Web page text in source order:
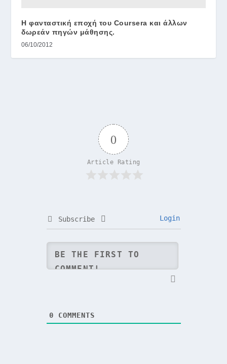
Η φανταστική εποχή του Coursera και άλλων
δωρεάν πηγών μάθησης.
06/10/2012
0
Article Rating
Subscribe Login
0 COMMENTS